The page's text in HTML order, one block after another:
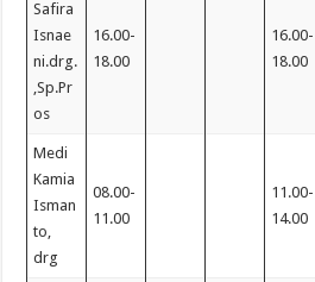
Safira
Isnae
ni.drg.
,Sp.Pr
os
16.00-
18.00
16.00-
18.00
Medi
Kamia
Isman
to,
drg
08.00-
11.00
11.00-
14.00